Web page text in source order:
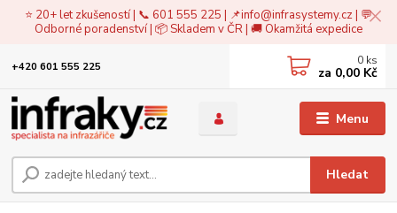
⭐ 20+ let zkušeností | 📞 601 555 225 | 📌info@infrasystemy.cz| 💬
Odborné poradenství | 📦 Skladem v ČR | 🚚 Okamžitá expedice
Menu
Hledat
+420 601 555 225 0 ks
za 0,00 Kč